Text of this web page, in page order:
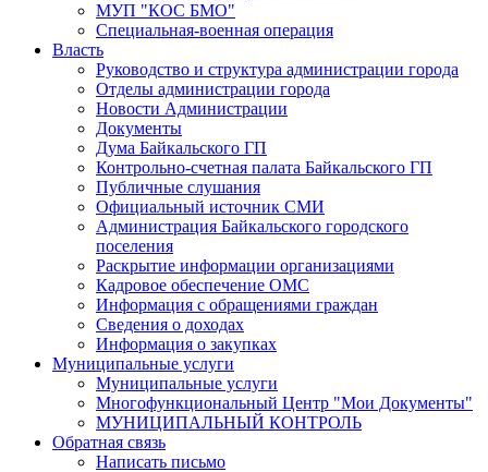
МУП "КОС БМО"
Специальная-военная операция
Власть
Руководство и структура администрации города
Отделы администрации города
Новости Администрации
Документы
Дума Байкальского ГП
Контрольно-счетная палата Байкальского ГП
Публичные слушания
Официальный источник СМИ
Администрация Байкальского городского
поселения
Раскрытие информации организациями
Кадровое обеспечение ОМС
Информация с обращениями граждан
Сведения о доходах
Информация о закупках
Муниципальные услуги
Муниципальные услуги
Многофункциональный Центр "Мои Документы"
МУНИЦИПАЛЬНЫЙ КОНТРОЛЬ
Обратная связь
Написать письмо